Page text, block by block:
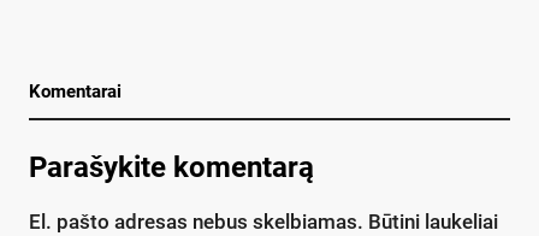
Komentarai
Parašykite komentarą
El. pašto adresas nebus skelbiamas. Būtini laukeliai